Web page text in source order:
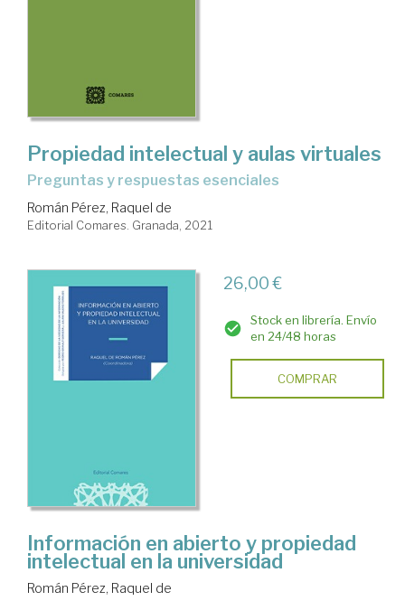
Propiedad intelectual y aulas virtuales
preguntas y respuestas esenciales
Román Pérez, Raquel de
Editorial Comares. Granada, 2021
26,00 €
Stock en librería. Envío
en 24/48 horas
COMPRAR
Información en abierto y propiedad
intelectual en la universidad
Román Pérez, Raquel de